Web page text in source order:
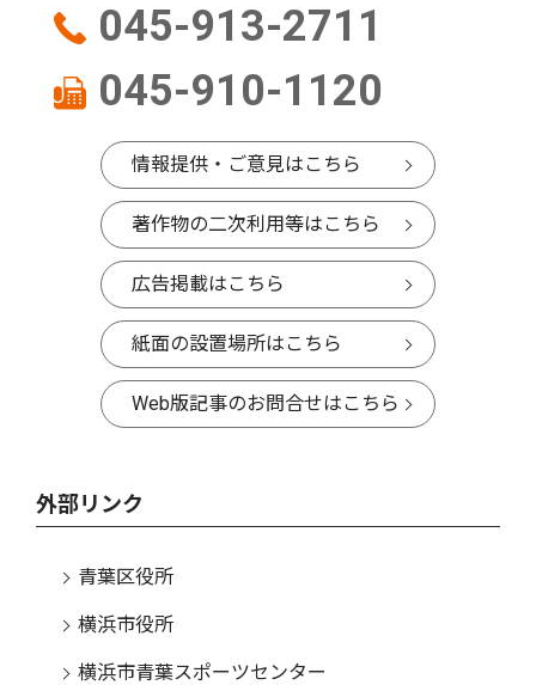
045-913-2711
045-910-1120
情報提供・ご意見はこちら
著作物の二次利用等はこちら
広告掲載はこちら
紙面の設置場所はこちら
Web版記事のお問合せはこちら
外部リンク
青葉区役所
横浜市役所
横浜市青葉スポーツセンター